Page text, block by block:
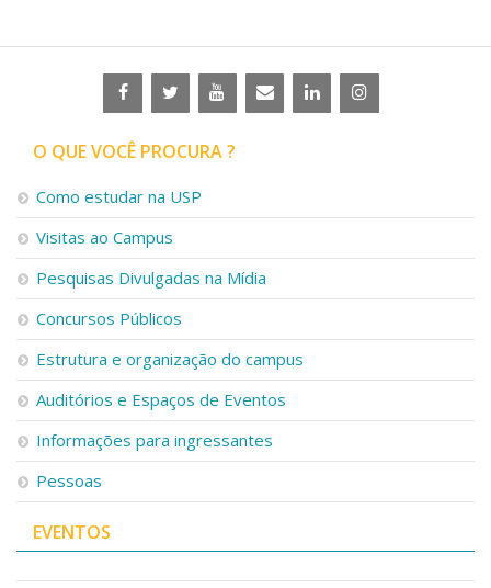
O QUE VOCÊ PROCURA ?
Como estudar na USP
Visitas ao Campus
Pesquisas Divulgadas na Mídia
Concursos Públicos
Estrutura e organização do campus
Auditórios e Espaços de Eventos
Informações para ingressantes
Pessoas
EVENTOS